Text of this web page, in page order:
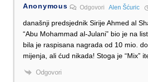
Anonymous OdgovoriAlen Šćuric
današnji predsjednik Sirije Ahmed al
“Abu Mohammad al-Julani” bio je na
bila je raspisana nagrada od 10 mio.
mijenja, ali ćud nikada! Stoga je “Mix”
Odgovori